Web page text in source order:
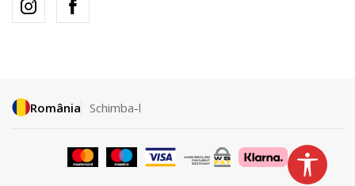
România Schimba-l